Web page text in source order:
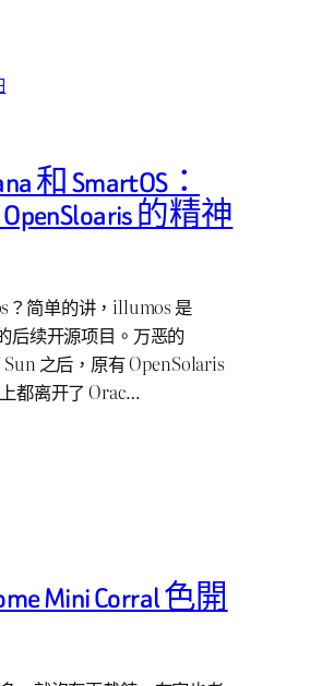
和 SmartOS：
OpenSloaris 的精神
？简单的讲，illumos 是
后续开源项目。万恶的
之后，原有 OpenSolaris
都离开了 Orac…
Mini Corral 色開